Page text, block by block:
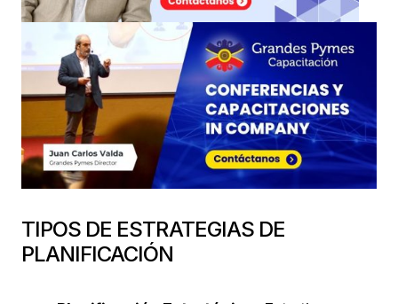
TIPOS DE ESTRATEGIAS DE
PLANIFICACIÓN